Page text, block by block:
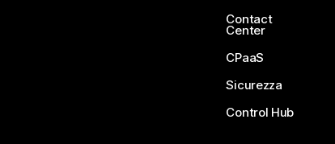
Contact
Center
CPaaS
Sicurezza
Control Hub